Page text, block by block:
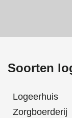
Soorten
Logeerhuis
Zorgboerderij